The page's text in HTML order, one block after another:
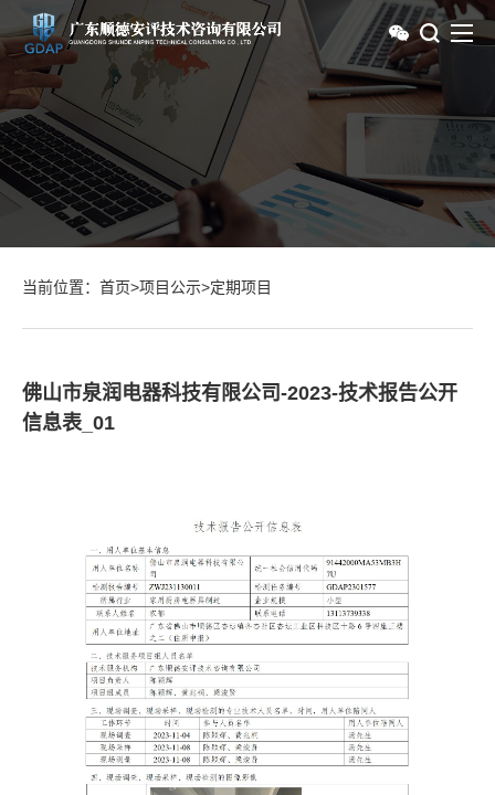
当前位置： 首页>项目公示>定期项目
佛山市泉润电器科技有限公司-2023-技术报告公开
信息表_01